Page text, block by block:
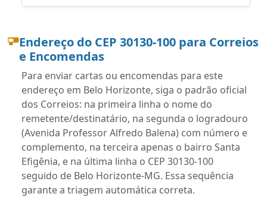
Endereço do CEP 30130-100 para Correios
e Encomendas
Para enviar cartas ou encomendas para este
endereço em Belo Horizonte, siga o padrão oficial
dos Correios: na primeira linha o nome do
remetente/destinatário, na segunda o logradouro
(Avenida Professor Alfredo Balena) com número e
complemento, na terceira apenas o bairro Santa
Efigênia, e na última linha o CEP 30130-100
seguido de Belo Horizonte-MG. Essa sequência
garante a triagem automática correta.